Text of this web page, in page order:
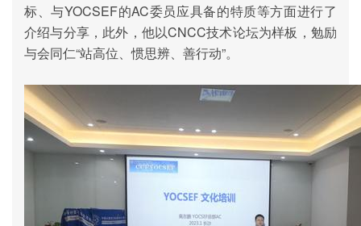
标、与YOCSEF的AC委员应具备的特质等方面进行了
介绍与分享，此外，他以CNCC技术论坛为样板，勉励
与会同仁“站高位、惯思辨、善行动”。